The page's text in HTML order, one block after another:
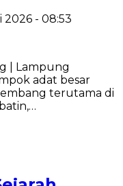
2026 - 08:53
| Lampung
adat besar
terutama di